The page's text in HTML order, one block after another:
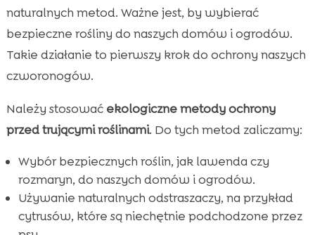
naturalnych metod. Ważne jest, by wybierać
bezpieczne rośliny do naszych domów i ogrodów.
Takie działanie to pierwszy krok do ochrony naszych
czworonogów.
Należy stosować ekologiczne metody ochrony
przed trującymi roślinami. Do tych metod zaliczamy:
Wybór bezpiecznych roślin, jak lawenda czy
rozmaryn, do naszych domów i ogrodów.
Używanie naturalnych odstraszaczy, na przykład
cytrusów, które są niechętnie podchodzone przez